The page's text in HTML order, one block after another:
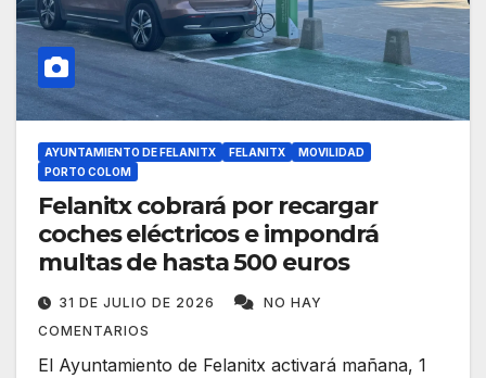
AYUNTAMIENTO DE FELANITX FELANITX
MOVILIDAD
PORTO COLOM
Felanitx cobrará por recargar
coches eléctricos e impondrá
multas de hasta 500 euros
31 DE JULIO DE 2026
NO HAY
COMENTARIOS
El Ayuntamiento de Felanitx activará mañana, 1